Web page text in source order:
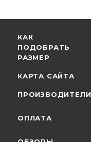
КАК
ПОДОБРАТЬ
РАЗМЕР
КАРТА САЙТА
ПРОИЗВОДИТЕЛИ
ОПЛАТА